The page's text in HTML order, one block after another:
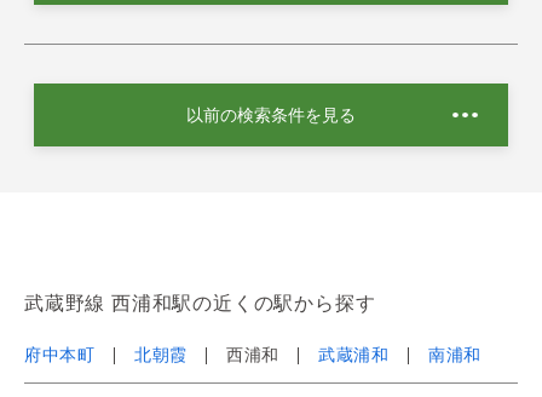
以前の検索条件を見る
武蔵野線 西浦和駅の近くの駅から探す
府中本町 北朝霞 西浦和 武蔵浦和 南浦和